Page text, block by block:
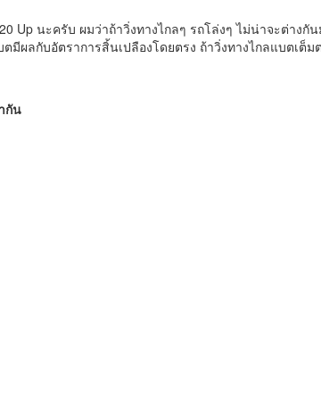
Up นะครับ ผมว่าถ้าวิ่งทางไกลๆ รถโล่งๆ ไม่น่าจะต่าง
มีผลกับอัตราการสิ้นเปลืองโดยตรง ถ้าวิ่งทางไกลแบตเ
กัน